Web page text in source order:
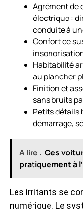
Agrément de
électrique :
conduite à
Confort de
Habitabilité
au plancher
Finition et
sans bruits
Petits détails
démarrage,
A lire : Ces
pratiquement à
Les irritants se
numérique. Le